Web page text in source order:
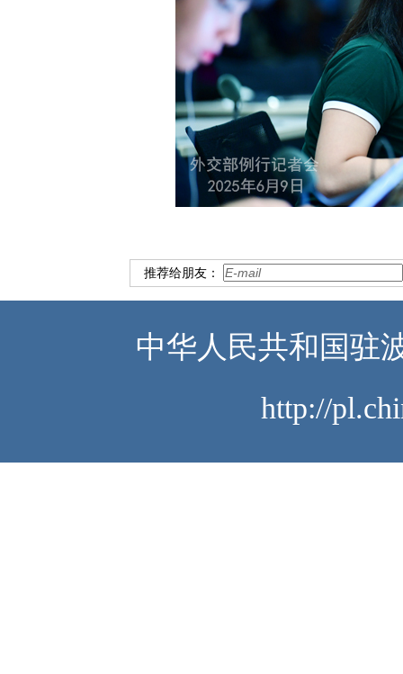
推荐给朋友：
中华人民共和国驻
http://